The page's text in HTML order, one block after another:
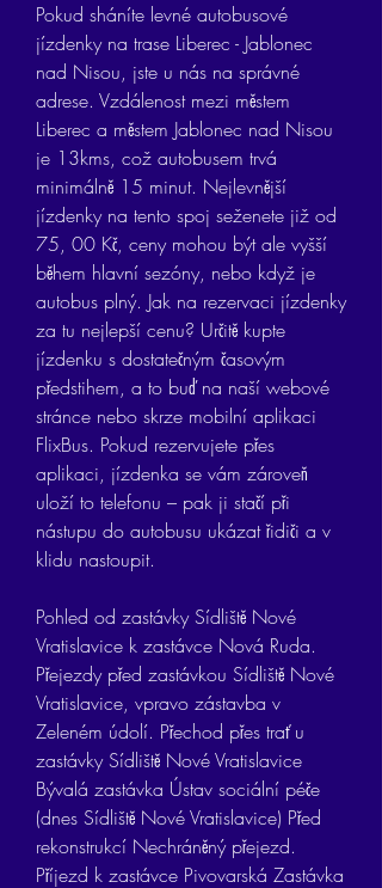
Pokud sháníte levné autobusové
jízdenky na trase Liberec - Jablonec
nad Nisou, jste u nás na správné
adrese. Vzdálenost mezi městem
Liberec a městem Jablonec nad Nisou
je 13kms, což autobusem trvá
minimálně 15 minut. Nejlevnější
jízdenky na tento spoj seženete již od
75, 00 Kč, ceny mohou být ale vyšší
během hlavní sezóny, nebo když je
autobus plný. Jak na rezervaci jízdenky
za tu nejlepší cenu? Určitě kupte
jízdenku s dostatečným časovým
předstihem, a to buď na naší webové
stránce nebo skrze mobilní aplikaci
FlixBus. Pokud rezervujete přes
aplikaci, jízdenka se vám zároveň
uloží to telefonu – pak ji stačí při
nástupu do autobusu ukázat řidiči a v
klidu nastoupit.
Pohled od zastávky Sídliště Nové
Vratislavice k zastávce Nová Ruda.
Přejezdy před zastávkou Sídliště Nové
Vratislavice, vpravo zástavba v
Zeleném údolí. Přechod přes trať u
zastávky Sídliště Nové Vratislavice
Bývalá zastávka Ústav sociální péče
(dnes Sídliště Nové Vratislavice) Před
rekonstrukcí Nechráněný přejezd.
Příjezd k zastávce Pivovarská Zastávka